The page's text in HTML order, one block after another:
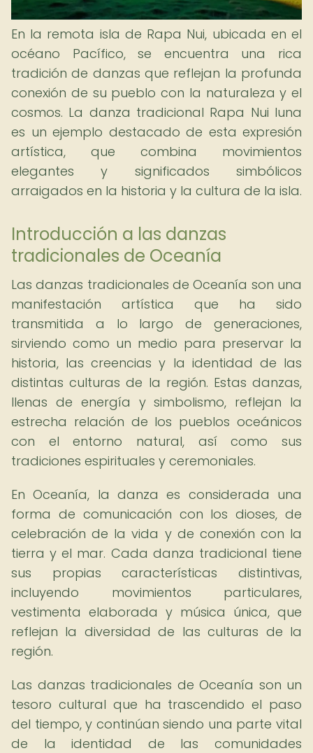
En la remota isla de Rapa Nui, ubicada en el
océano Pacífico, se encuentra una rica
tradición de danzas que reflejan la profunda
conexión de su pueblo con la naturaleza y el
cosmos. La danza tradicional Rapa Nui luna
es un ejemplo destacado de esta expresión
artística, que combina movimientos
elegantes y significados simbólicos
arraigados en la historia y la cultura de la isla.
Introducción a las danzas
tradicionales de Oceanía
Las danzas tradicionales de Oceanía son una
manifestación artística que ha sido
transmitida a lo largo de generaciones,
sirviendo como un medio para preservar la
historia, las creencias y la identidad de las
distintas culturas de la región. Estas danzas,
llenas de energía y simbolismo, reflejan la
estrecha relación de los pueblos oceánicos
con el entorno natural, así como sus
tradiciones espirituales y ceremoniales.
En Oceanía, la danza es considerada una
forma de comunicación con los dioses, de
celebración de la vida y de conexión con la
tierra y el mar. Cada danza tradicional tiene
sus propias características distintivas,
incluyendo movimientos particulares,
vestimenta elaborada y música única, que
reflejan la diversidad de las culturas de la
región.
Las danzas tradicionales de Oceanía son un
tesoro cultural que ha trascendido el paso
del tiempo, y continúan siendo una parte vital
de la identidad de las comunidades